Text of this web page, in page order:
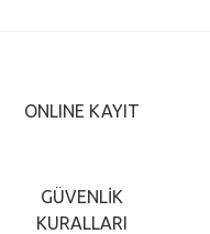
ONLINE KAYIT
GÜVENLİK
KURALLARI